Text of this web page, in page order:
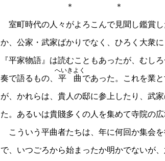
＊ ＊ ＊
室町時代の人々がよろこんで見聞し鑑賞
か、公家・武家ばかりでなく、ひろく大衆
『平家物語』は読むこともあったが、むし
奏で語るもの、 平曲
へいきよく
であった。これを業と
が、かれらは、貴人の邸に参上したり、武
た。あるいは貴賤多くの人を集めて寺院の
こういう平曲者たちは、年に何回か集会
で、いつごろから始まったか明かでないが